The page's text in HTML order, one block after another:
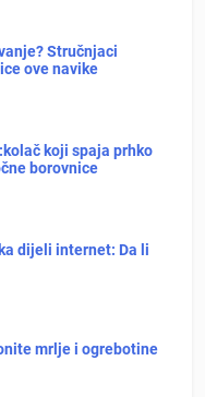
Stručnjaci
ove navike
koji spaja prhko
borovnice
dijeli internet: Da li
mrlje i ogrebotine